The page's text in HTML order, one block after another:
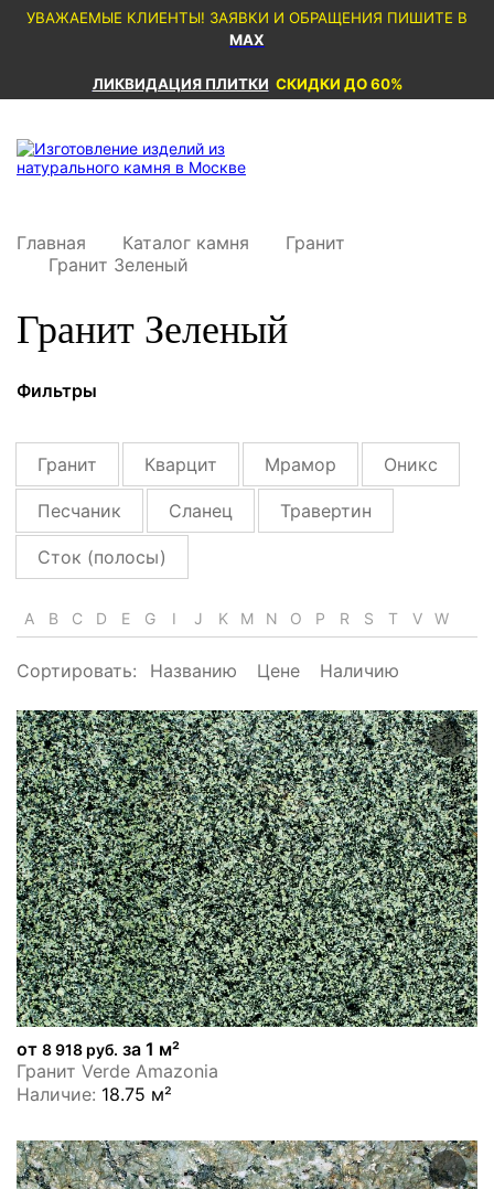
УВАЖАЕМЫЕ КЛИЕНТЫ! ЗАЯВКИ И ОБРАЩЕНИЯ ПИШИТЕ В
MAX
ЛИКВИДАЦИЯ ПЛИТКИ СКИДКИ ДО 60%
Главная Каталог камня
Гранит
Гранит Зеленый
Гранит Зеленый
Фильтры
Гранит Кварцит Мрамор Оникс
Песчаник Сланец Травертин
Сток (полосы)
A B C D E G I J K M N O P R S T V W
Сортировать: Названию Цене Наличию
от 8 918 руб. за 1 м²
Гранит Verde Amazonia
Наличие: 18.75 м²